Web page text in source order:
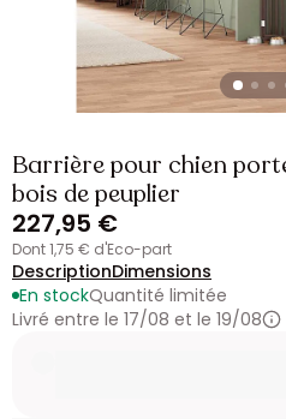
Barrière pour chien
bois de peuplier
227,95 €
dont 1,75 € d'Eco-part
DescriptionDimensions
En stockQuantité limitée
Livré entre le 17/08 et le 19/08